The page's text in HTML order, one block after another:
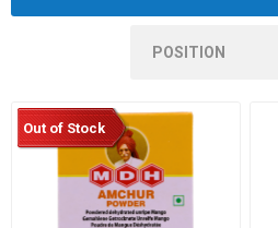
Out of Stock